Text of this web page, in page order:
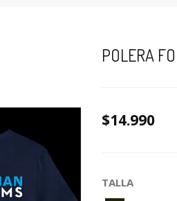
POLERA
$14.990
TALLA